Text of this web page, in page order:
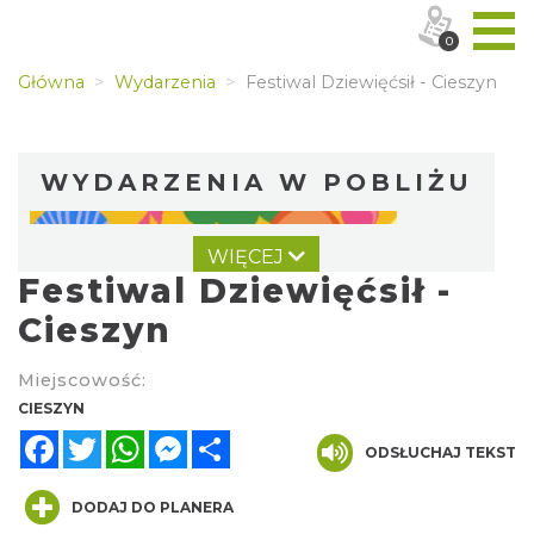
Główna Wydarzenia Festiwal Dziewięćsił - Cieszyn
WYDARZENIA W POBLIŻU
KOCIA SZAJKA FEST 2
Cieszyn
2026-08-21
0.00 km
WIĘCEJ
Festiwal Dziewięćsił -
Cieszyn
Miejscowość:
CIESZYN
FacebookTwitterWhatsAppMessenger
ODSŁUCHAJ TEKST
DODAJ DO PLANERA
0